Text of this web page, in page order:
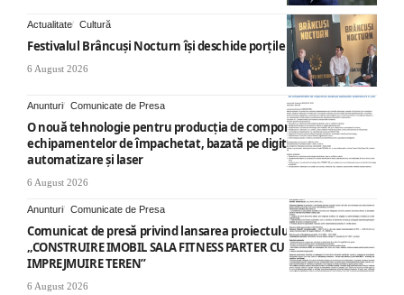
Actualitate Cultură
Festivalul Brâncuși Nocturn își deschide porțile la Târgu Jiu
6 August 2026
Anunturi Comunicate de Presa
O nouă tehnologie pentru producția de componente ale
echipamentelor de împachetat, bazată pe digitalizare,
automatizare și laser
6 August 2026
Anunturi Comunicate de Presa
Comunicat de presă privind lansarea proiectului cu titlul
„CONSTRUIRE IMOBIL SALA FITNESS PARTER CU SUPANTA SI
IMPREJMUIRE TEREN”
6 August 2026